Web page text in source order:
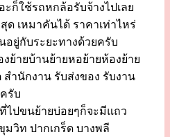
ก็ใช้รถหกล้อรับจ้างไปเลย
เหมาคันได้ ราคาเท่าไหร่
ยู่กับระยะทางด้วยครับ
ายบ้านย้ายหอย้ายห้องย้าย
ำนักงาน รับส่งของ รับงาน
รับ
ปขนย้ายบ่อยๆก็จะมีแถว
วิท ปากเกร็ด บางพลี